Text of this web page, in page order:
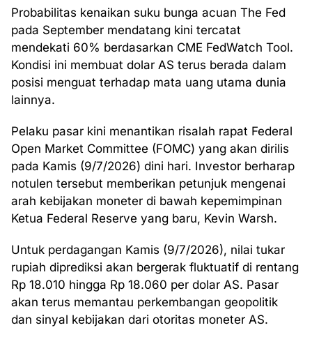
Probabilitas kenaikan suku bunga acuan The Fed
pada September mendatang kini tercatat
mendekati 60% berdasarkan CME FedWatch Tool.
Kondisi ini membuat dolar AS terus berada dalam
posisi menguat terhadap mata uang utama dunia
lainnya.
Pelaku pasar kini menantikan risalah rapat Federal
Open Market Committee (FOMC) yang akan dirilis
pada Kamis (9/7/2026) dini hari. Investor berharap
notulen tersebut memberikan petunjuk mengenai
arah kebijakan moneter di bawah kepemimpinan
Ketua Federal Reserve yang baru, Kevin Warsh.
Untuk perdagangan Kamis (9/7/2026), nilai tukar
rupiah diprediksi akan bergerak fluktuatif di rentang
Rp 18.010 hingga Rp 18.060 per dolar AS. Pasar
akan terus memantau perkembangan geopolitik
dan sinyal kebijakan dari otoritas moneter AS.